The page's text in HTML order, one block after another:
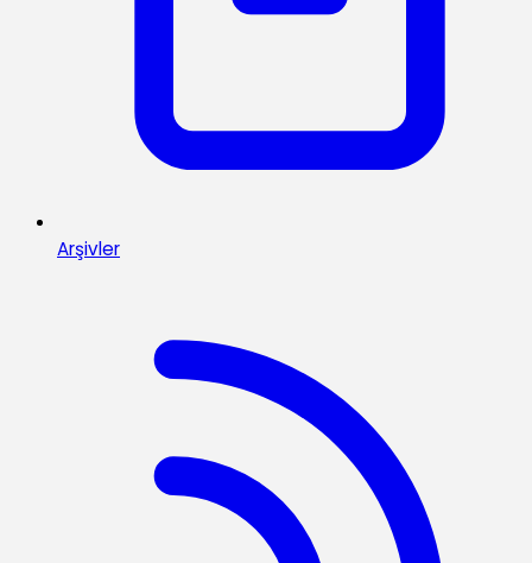
Arşivler